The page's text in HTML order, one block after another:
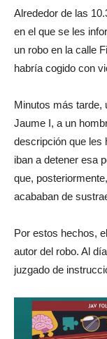
Alrededor de las
en el que se les
un robo en la calle
habría cogido con
Minutos más tarde,
Jaume I, a un
descripción que les
iban a detener esa
que,
acababan de
Por estos hechos,
autor del robo. Al
juzgado de